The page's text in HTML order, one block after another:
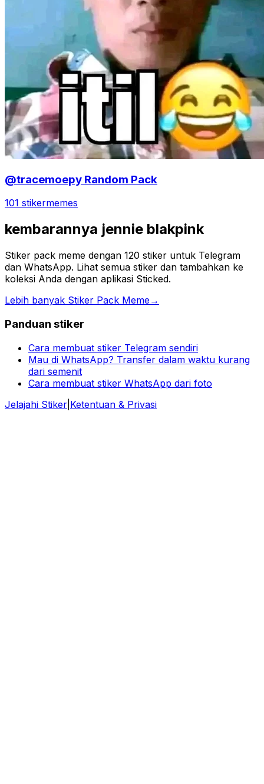
@tracemoepy Random Pack
101 stikermemes
kembarannya jennie blakpink
Stiker pack meme dengan 120 stiker untuk Telegram
dan WhatsApp. Lihat semua stiker dan tambahkan ke
koleksi Anda dengan aplikasi Sticked.
Lebih banyak Stiker Pack Meme→
Panduan stiker
Cara membuat stiker Telegram sendiri
Mau di WhatsApp? Transfer dalam waktu kurang
dari semenit
Cara membuat stiker WhatsApp dari foto
Jelajahi Stiker Ketentuan & Privasi